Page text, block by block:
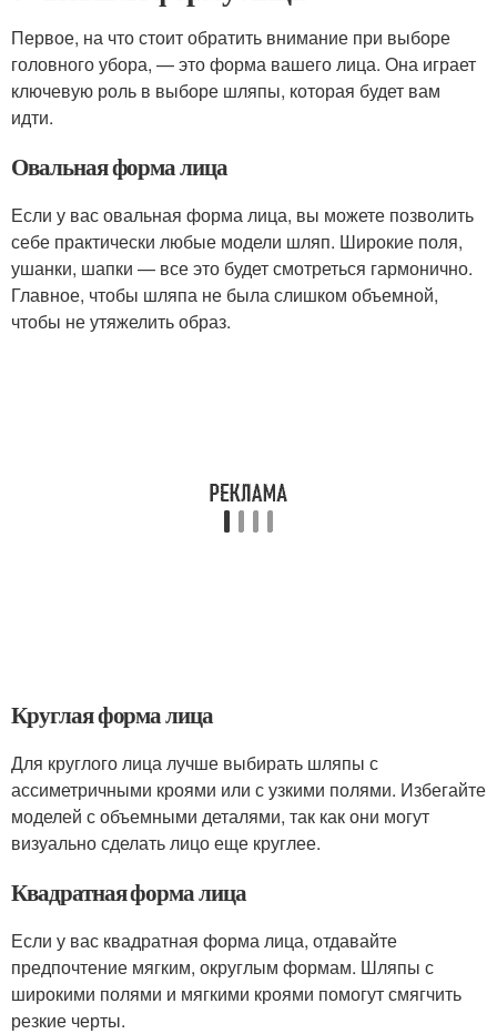
Первое, на что стоит обратить внимание при выборе
головного убора, — это форма вашего лица. Она играет
ключевую роль в выборе шляпы, которая будет вам
идти.
Овальная форма лица
Если у вас овальная форма лица, вы можете позволить
себе практически любые модели шляп. Широкие поля,
ушанки, шапки — все это будет смотреться гармонично.
Главное, чтобы шляпа не была слишком объемной,
чтобы не утяжелить образ.
Круглая форма лица
Для круглого лица лучше выбирать шляпы с
ассиметричными кроями или с узкими полями. Избегайте
моделей с объемными деталями, так как они могут
визуально сделать лицо еще круглее.
Квадратная форма лица
Если у вас квадратная форма лица, отдавайте
предпочтение мягким, округлым формам. Шляпы с
широкими полями и мягкими кроями помогут смягчить
резкие черты.